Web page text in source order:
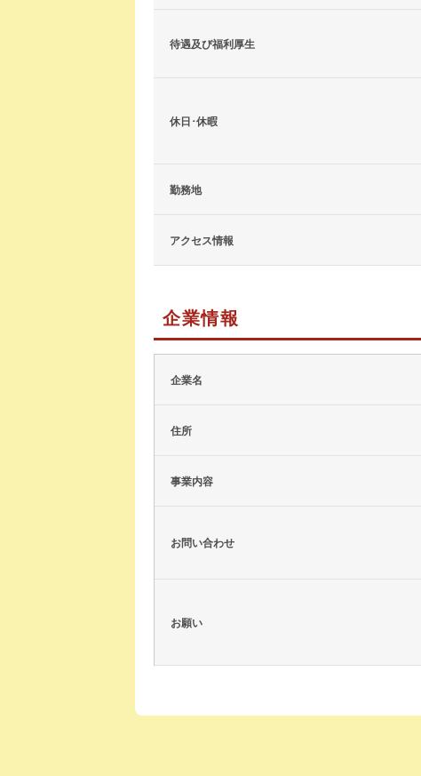
待遇及び福利厚生
休日･休暇
勤務地
アクセス情報
企業情報
企業名
住所
事業内容
お問い合わせ
お願い